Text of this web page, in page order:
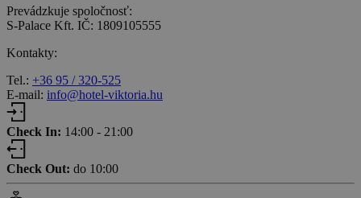
Prevádzkuje spoločnosť:
S-Palace Kft. IČ: 1809105555
Kontakty:
Tel.: +36 95 / 320-525
E-mail: info@hotel-viktoria.hu
Check In: 14:00 - 21:00
Check Out: do 10:00